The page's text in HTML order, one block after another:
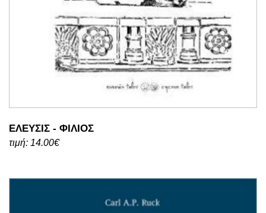
ΕΛΕΥΣΙΣ - ΦΙΛΙΟΣ
τιμή: 14.00€